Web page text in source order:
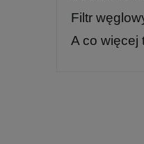
Filtr
A co więcej